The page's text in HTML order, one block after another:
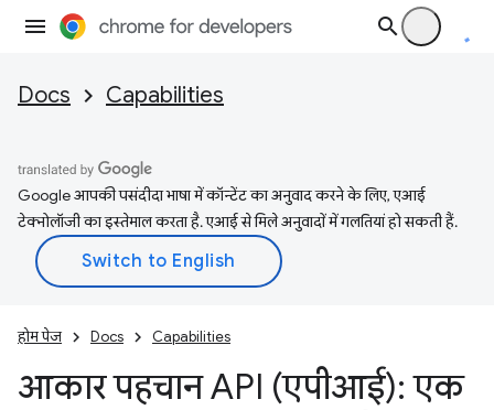
Docs Capabilities
Google आपकी पसंदीदा भाषा में कॉन्टेंट का अनुवाद करने के लिए, एआई
टेक्नोलॉजी का इस्तेमाल करता है. एआई से मिले अनुवादों में गलतियां हो सकती हैं.
होम पेज Docs Capabilities
आकार पहचान API (एपीआई): एक